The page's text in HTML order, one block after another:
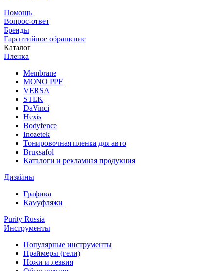
Помощь
Вопрос-ответ
Бренды
Гарантийное обращение
Каталог
Пленка
Membrane
MONO PPF
VERSA
STEK
DaVinci
Hexis
Bodyfence
Inozetek
Тонировочная пленка для авто
Bruxsafol
Каталоги и рекламная продукция
Дизайны
Графика
Камуфляжи
Purity Russia
Инструменты
Популярные инструменты
Праймеры (гели)
Ножи и лезвия